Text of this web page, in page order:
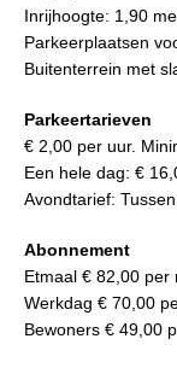
Inrijhoogte: 1,90
Parkeerplaatsen
Buitenterrein met
Parkeertarieven
€ 2,00 per uur.
Een hele dag: €
Avondtarief:
Abonnement
Etmaal € 82,00 per
Werkdag € 70,00
Bewoners € 49,00